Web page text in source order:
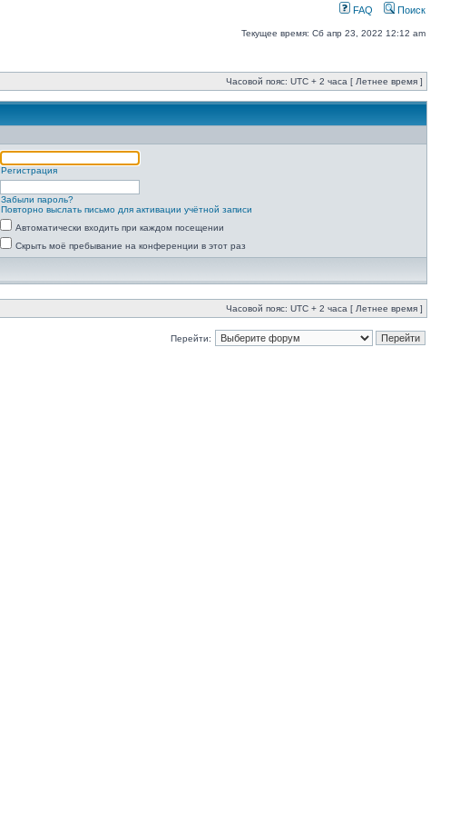
FAQ Поиск
Текущее время: Сб апр 23, 2022 12:12 am
Часовой пояс: UTC + 2 часа [ Летнее время ]
Регистрация
Забыли пароль?
Повторно выслать письмо для активации учётной записи
Автоматически входить при каждом посещении
Скрыть моё пребывание на конференции в этот раз
Часовой пояс: UTC + 2 часа [ Летнее время ]
Перейти: